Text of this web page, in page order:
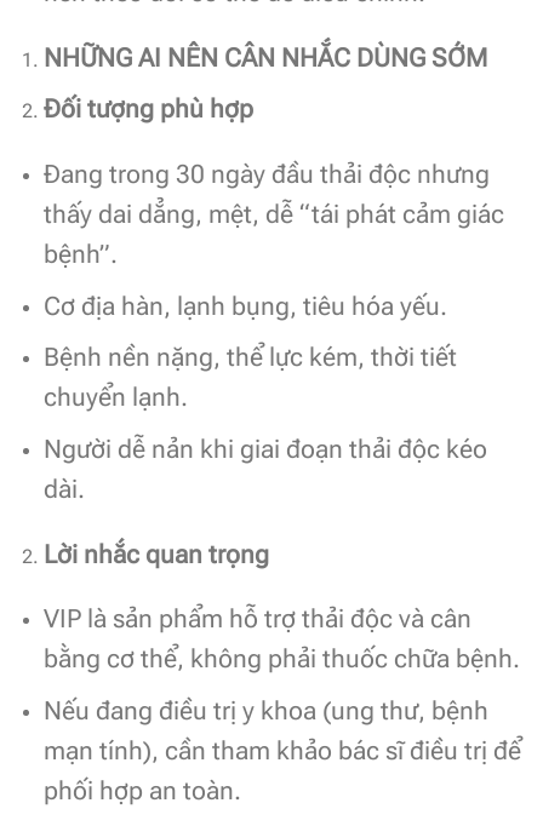
NHỮNG AI NÊN CÂN NHẮC DÙNG SỚM
Đối tượng phù hợp
Đang trong 30 ngày đầu thải độc nhưng
thấy dai dẳng, mệt, dễ “tái phát cảm giác
bệnh”.
Cơ địa hàn, lạnh bụng, tiêu hóa yếu.
Bệnh nền nặng, thể lực kém, thời tiết
chuyển lạnh.
Người dễ nản khi giai đoạn thải độc kéo
dài.
Lời nhắc quan trọng
VIP là sản phẩm hỗ trợ thải độc và cân
bằng cơ thể, không phải thuốc chữa bệnh.
Nếu đang điều trị y khoa (ung thư, bệnh
mạn tính), cần tham khảo bác sĩ điều trị để
phối hợp an toàn.